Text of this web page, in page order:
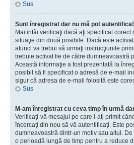
Sus
Sunt înregistrat dar nu mă pot autentifica!
Mai intâi verificaţi dacă aţi specificat
situaţie din două posibile. Dacă este
atunci va trebui să urmaţi instrucţiunile
trebuie activat fie de către dumneavoastră
Această informaţie a fost prezentată la
posibil să fi specificat o adresă de e-mail
sigur că adresa de e-mail folosită este
Sus
M-am înregistrat cu ceva timp în urmă
Verificaţi-vă mesajul pe care l-aţi primit
încercaţi din nou să vă autentificaţi. Este
dumneavoastră dintr-un motiv sau altul.
o perioadă lungă de timp pentru a reduce